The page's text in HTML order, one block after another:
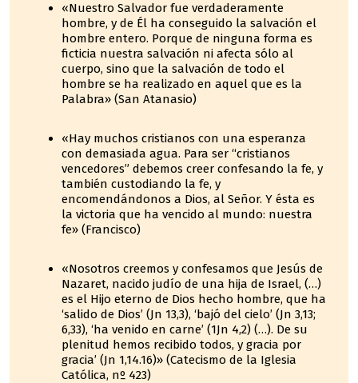
«Nuestro Salvador fue verdaderamente
hombre, y de Él ha conseguido la salvación el
hombre entero. Porque de ninguna forma es
ficticia nuestra salvación ni afecta sólo al
cuerpo, sino que la salvación de todo el
hombre se ha realizado en aquel que es la
Palabra» (San Atanasio)
«Hay muchos cristianos con una esperanza
con demasiada agua. Para ser “cristianos
vencedores” debemos creer confesando la fe, y
también custodiando la fe, y
encomendándonos a Dios, al Señor. Y ésta es
la victoria que ha vencido al mundo: nuestra
fe» (Francisco)
«Nosotros creemos y confesamos que Jesús de
Nazaret, nacido judío de una hija de Israel, (…)
es el Hijo eterno de Dios hecho hombre, que ha
‘salido de Dios’ (Jn 13,3), ‘bajó del cielo’ (Jn 3,13;
6,33), ‘ha venido en carne’ (1Jn 4,2) (…). De su
plenitud hemos recibido todos, y gracia por
gracia’ (Jn 1,14.16)» (Catecismo de la Iglesia
Católica, nº 423)